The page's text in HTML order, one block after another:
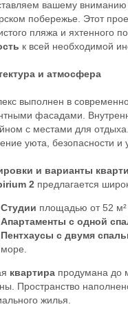
вашему
побережье. Этот
пляжа и яхтенного
к всей необходимой
и атмосфера
выполнен в
фасадами.
с местами для
уюта, безопасности и
и варианты
2 предлагается
Студии площадью от 52
Апартаменты с одной
Пентхаусы с двумя
море.
квартира продумана до
Пространство
жилья.